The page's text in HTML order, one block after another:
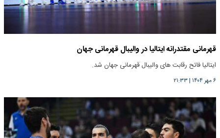
قهرمانی مقتدرانه ایتالیا در والیبال قهرمانی جهان
ایتالیا فاتح رقابت های والیبال قهرمانی جهان شد.
۶ مهر ۱۴۰۴ |۲۱:۳۳